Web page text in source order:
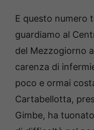
E questo numero
guardiamo al
del Mezzogiorno
carenza di
poco e ormai
Cartabellotta,
Gimbe, ha